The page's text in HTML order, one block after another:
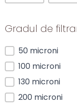
Gradul de
Gradul de
50 microni
100 microni
130 microni
200 microni